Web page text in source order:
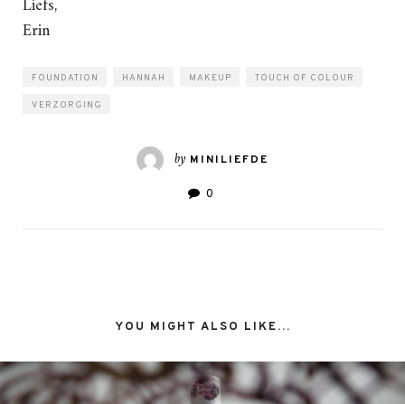
Erin
FOUNDATION HANNAH MAKEUP TOUCH OF COLOUR
VERZORGING
by MINILIEFDE
0
YOU MIGHT ALSO LIKE...